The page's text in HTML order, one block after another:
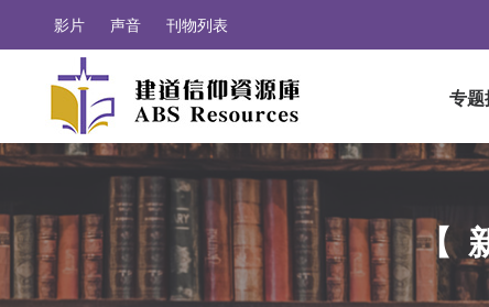
影片 声音 刊物列表
专题
【